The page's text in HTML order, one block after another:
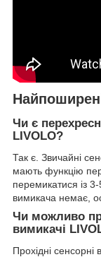
Чи є
LIVOLO?
Так є. Звичайні
мають функцію
перемикатися із
вимикача немає,
Чи можливо
вимикачі
Прохідні